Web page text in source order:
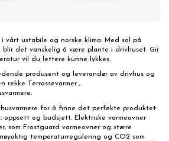
i vårt ustabile og norske klima. Med sol på
det vanskelig å være plante i drivhuset. Gir
vil du lettere kunne lykkes.
produsent og leverandør av drivhus og
rekke Terrassevarmer ,
for å finne det perfekte produktet
oppsett og budsjett. Elektriske varmeovner
som Frostguard varmeovner og større
temperaturregulering og CO2 som